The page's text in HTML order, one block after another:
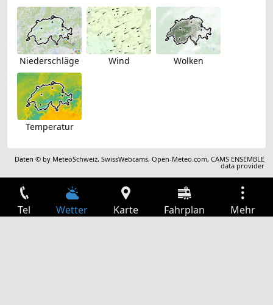
Niederschläge Wind Wolken
Temperatur
Daten © by MeteoSchweiz,SwissWebcams,Open-Meteo.com,CAMS ENSEMBLE
data provider
Tel Wetter Karte Fahrplan Mehr